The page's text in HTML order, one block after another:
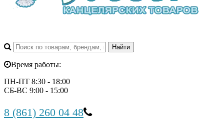
Время работы:
ПН-ПТ 8:30 - 18:00
СБ-ВС 9:00 - 15:00
8 (861) 260 04 48